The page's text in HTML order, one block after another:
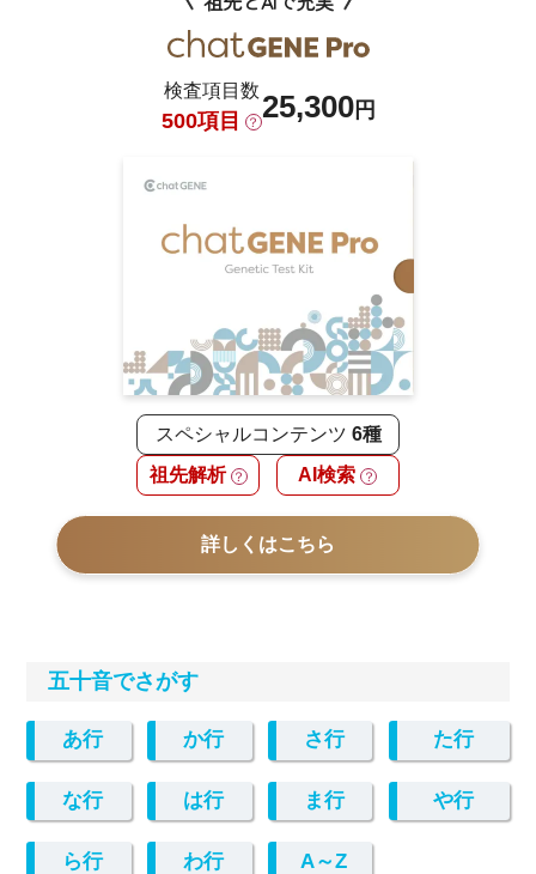
検査項目数
500項目 ？ 25,300円
スペシャルコンテンツ 6種
祖先解析 ？ AI検索 ？
詳しくはこちら
五十音でさがす
あ行 か行 さ行 た行
な行 は行 ま行 や行
ら行 わ行 A～Z